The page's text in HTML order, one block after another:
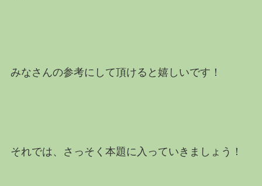
みなさんの参考にして頂けると嬉しいです！
それでは、さっそく本題に入っていきましょう！